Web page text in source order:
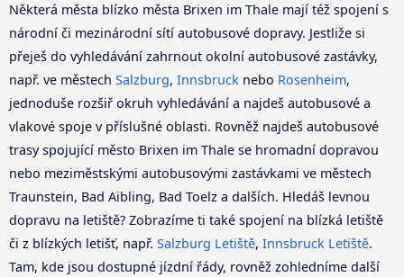
Některá města blízko města Brixen im Thale mají též spojení s
národní či mezinárodní sítí autobusové dopravy. Jestliže si
přeješ do vyhledávání zahrnout okolní autobusové zastávky,
např. ve městech Salzburg, Innsbruck nebo Rosenheim,
jednoduše rozšiř okruh vyhledávání a najdeš autobusové a
vlakové spoje v příslušné oblasti. Rovněž najdeš autobusové
trasy spojující město Brixen im Thale se hromadní dopravou
nebo meziměstskými autobusovými zastávkami ve městech
Traunstein, Bad Aibling, Bad Toelz a dalších. Hledáš levnou
dopravu na letiště? Zobrazíme ti také spojení na blízká letiště
či z blízkých letišť, např. Salzburg Letiště, Innsbruck Letiště.
Tam, kde jsou dostupné jízdní řády, rovněž zohledníme další